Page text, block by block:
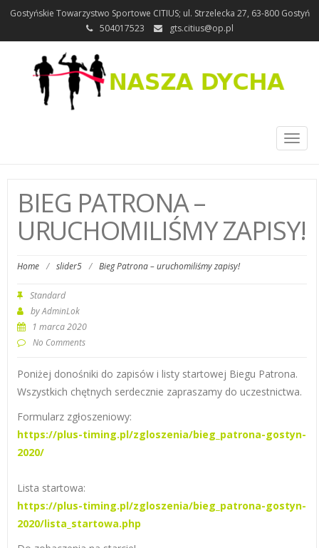
Gostyńskie Towarzystwo Sportowe CITIUS; ul. Strzelecka 27, 63-800 Gostyń
504017523
gts.citius@op.pl
Toggle
BIEG PATRONA –
URUCHOMILIŚMY ZAPISY!
Home / slider5 / Bieg Patrona – uruchomiliśmy zapisy!
Standard
byAdminLok
1 marca 2020
No Comments
Poniżej donośniki do zapisów i listy startowej Biegu Patrona.
Wszystkich chętnych serdecznie zapraszamy do uczestnictwa.
Formularz zgłoszeniowy:
https://plus-timing.pl/zgloszenia/bieg_patrona-gostyn-
2020/
Lista startowa:
https://plus-timing.pl/zgloszenia/bieg_patrona-gostyn-
2020/lista_startowa.php